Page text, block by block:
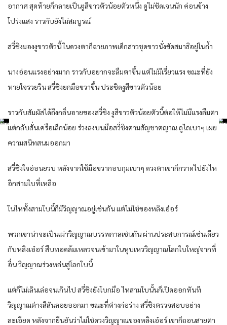
อากาศ สุดท้ายก็กลายเป็นงูสีขาวตัวน้อยตัวหนึ่ง ดูไม่ชัดเจนนัก ค่อนข้าง
โปร่งแสง ราวกับยังไม่สมบูรณ์
สวี่ชิงมองงูขาวตัวนี้ ในดวงตาก็ฉายภาพเด็กสาวชุดขาวนั่งขัดสมาธิอยู่ในถ้ำ
นางอ่อนแรงอย่างมาก ราวกับอยากจะลืมตาขึ้น แต่ไม่มีเรี่ยวแรง ขณะที่ยัง
หายใจรวยริน สวี่ชิงยกมือขวาขึ้น ประชิดงูสีขาวตัวน้อย
ราวกับสัมผัสได้ถึงกลิ่นอายของสวี่ชิง งูสีขาวตัวน้อยตัวนี้ต่อให้ไม่มีแรงลืมตา
แต่กลับสั่นเครือเล็กน้อย ร่วงลงบนมือสวี่ชิงตามสัญชาตญาณ ถูไถเบาๆ เผย
ความสนิทสนมออกมา
สวี่ชิงใจอ่อนยวบ หลังจากใช้มือขวากอบกุมเบาๆ ดวงตาเขาก็กวาดไปยังไห
อีกสามใบที่เหลือ
ในไหทั้งสามใบนี้ก็มีวิญญาณอยู่เช่นกัน แต่ไม่ใช่ของหลิงเอ๋อร์
พวกเขาน่าจะเป็นเผ่าวิญญาณบรรพกาลเช่นกัน ผ่านประสบการณ์เช่นเดียว
กับหลิงเอ๋อร์ สืบทอดล้มเหลวจนเข้ามาในหุบเหววิญญาณโลกใบใหญ่จากที่
อื่น วิญญาณร่วงหล่นสู่โลกใบนี้
แต่ก็ไม่เลินเล่อจนเกินไป สวี่ชิงยังโบกมือ ไหสามใบนั้นก็เปิดออกทันที
วิญญาณต่างสีสันลอยออกมา ขณะที่ต่างก่อร่าง สวี่ชิงตรวจสอบอย่าง
ละเอียด หลังจากยืนยันว่าไม่ใช่ดวงวิญญาณของหลิงเอ๋อร์ เขาก็ถอนสายตา